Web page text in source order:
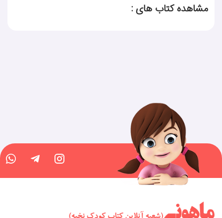
مشاهده کتاب های :